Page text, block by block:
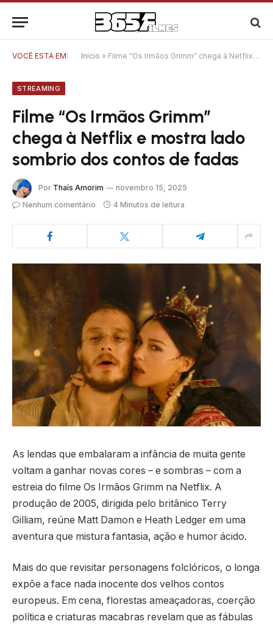
VOCÊ ESTÁ EM: Início » Filme “Os Irmãos Grimm” chega à Netflix e mostra lado sombrio dos contos de fadas
STREAMING
Filme “Os Irmãos Grimm”
chega à Netflix e mostra lado
sombrio dos contos de fadas
Por Thaís Amorim
novembro 15, 2025
Nenhum comentário
4 Minutos de leitura
As lendas que embalaram a infância de muita gente
voltam a ganhar novas cores – e sombras – com a
estreia do filme Os Irmãos Grimm na Netflix. A
produção de 2005, dirigida pelo britânico Terry
Gilliam, reúne Matt Damon e Heath Ledger em uma
aventura que mistura fantasia, ação e humor ácido.
Mais do que revisitar personagens folclóricos, o longa
expõe a face nada inocente dos velhos contos
europeus. Em cena, florestas ameaçadoras, coerção
política e criaturas macabras revelam que as fábulas